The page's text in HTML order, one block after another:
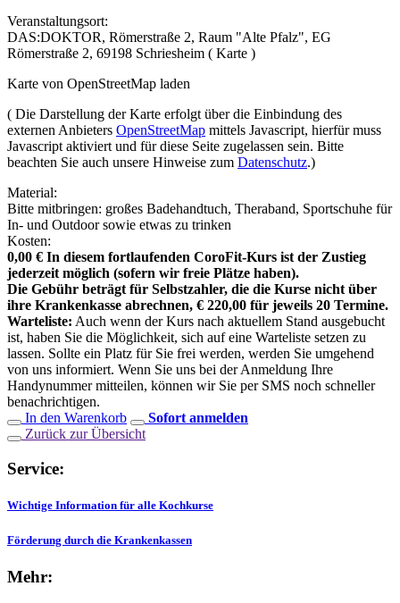
Veranstaltungsort:
DAS:DOKTOR, Römerstraße 2, Raum "Alte Pfalz", EG
Römerstraße 2, 69198 Schriesheim ( Karte )
Karte von OpenStreetMap laden
( Die Darstellung der Karte erfolgt über die Einbindung des
externen Anbieters OpenStreetMap mittels Javascript, hierfür muss
Javascript aktiviert und für diese Seite zugelassen sein. Bitte
beachten Sie auch unsere Hinweise zum Datenschutz.)
Material:
Bitte mitbringen: großes Badehandtuch, Theraband, Sportschuhe für
In- und Outdoor sowie etwas zu trinken
Kosten:
0,00 € In diesem fortlaufenden CoroFit-Kurs ist der Zustieg
jederzeit möglich (sofern wir freie Plätze haben).
Die Gebühr beträgt für Selbstzahler, die die Kurse nicht über
ihre Krankenkasse abrechnen, € 220,00 für jeweils 20 Termine.
Warteliste: Auch wenn der Kurs nach aktuellem Stand ausgebucht
ist, haben Sie die Möglichkeit, sich auf eine Warteliste setzen zu
lassen. Sollte ein Platz für Sie frei werden, werden Sie umgehend
von uns informiert. Wenn Sie uns bei der Anmeldung Ihre
Handynummer mitteilen, können wir Sie per SMS noch schneller
benachrichtigen.
In den Warenkorb
Sofort anmelden
Zurück zur Übersicht
Service:
Wichtige Information für alle Kochkurse
Förderung durch die Krankenkassen
Mehr: